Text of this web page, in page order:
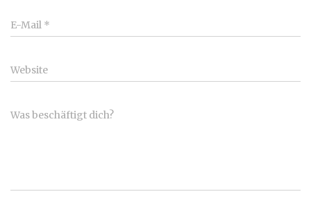
E-Mail *
Website
Was beschäftigt dich?